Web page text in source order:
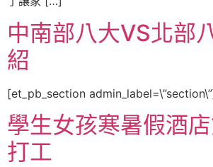
中南部八大VS北部
紹
[et_pb_section
學生女孩寒暑假酒
打工